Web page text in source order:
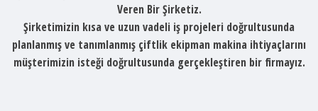
Veren Bir Şirketiz.
Şirketimizin kısa ve uzun vadeli iş projeleri doğrultusunda
planlanmış ve tanımlanmış çiftlik ekipman makina ihtiyaçlarını
müşterimizin isteği doğrultusunda gerçekleştiren bir firmayız.